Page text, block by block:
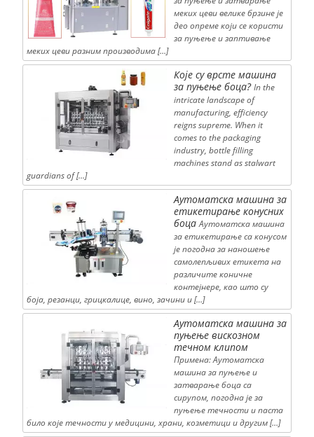
меких цеви велике брзине је
део опреме који се користи
за пуњење и заптивање
меких цеви разним производима […]
Које су врсте машина
за пуњење боца? In the
intricate landscape of
manufacturing, efficiency
reigns supreme. When it
comes to the packaging
industry, bottle filling
machines stand as stalwart
guardians of […]
Аутоматска машина за
етикетирање конусних
боца Аутоматска машина
за етикетирање са конусом
је погодна за наношење
самолепљивих етикета на
различите коничне
контејнере, као што су
боја, резанци, грицкалице, вино, зачини и […]
Аутоматска машина за
пуњење вискозном
течном клипом
Примена: Аутоматска
машина за пуњење и
затварање боца са
сирупом, погодна је за
пуњење течности и паста
било које течности у медицини, храни, козметици и другим […]